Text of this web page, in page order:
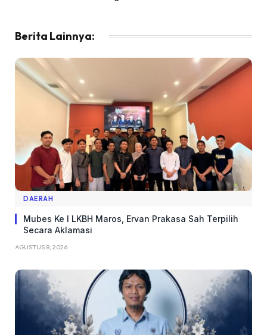
Berita Lainnya:
DAERAH
Mubes Ke I LKBH Maros, Ervan Prakasa Sah Terpilih
Secara Aklamasi
AGUSTUS 8, 2026